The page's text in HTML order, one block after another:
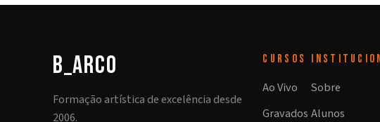
b_arco
Formação artística de excelência desde
2006.
CURSOS
Ao Vivo
Gravados
Sobre
Alunos